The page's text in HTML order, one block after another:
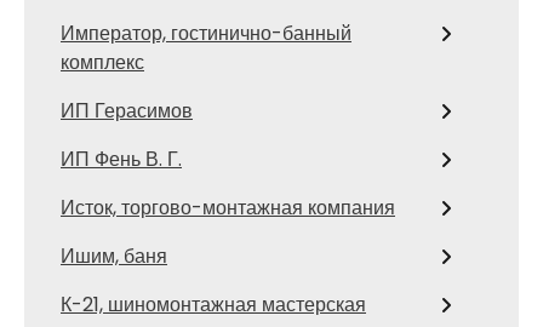
Император, гостинично-банный
комплекс
ИП Герасимов
ИП Фень В. Г.
Исток, торгово-монтажная компания
Ишим, баня
К-21, шиномонтажная мастерская